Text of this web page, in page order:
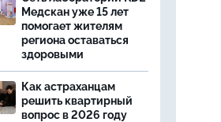
Медскан уже 15 лет
помогает жителям
региона оставаться
здоровыми
Как астраханцам
решить квартирный
вопрос в 2026 году